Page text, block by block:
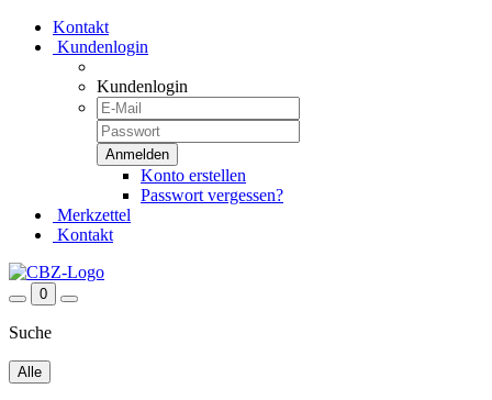
Kontakt
Kundenlogin
Kundenlogin
Konto erstellen
Passwort vergessen?
Merkzettel
Kontakt
0
Suche
Alle